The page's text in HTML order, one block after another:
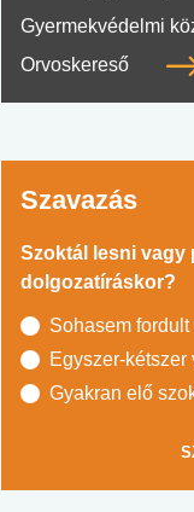
Gyermekvédelmi
Orvoskereső
Szavazás
Szoktál lesni vagy
dolgozatíráskor?
Sohasem fordult
Egyszer-kétszer
Gyakran elő